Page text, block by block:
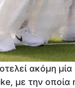
ακόμη μία
με την οποία